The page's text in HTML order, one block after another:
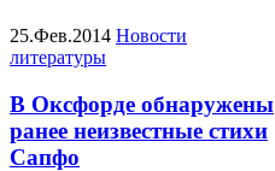
25.Фев.2014 Новости
литературы
В Оксфорде обнаружены
ранее неизвестные стихи
Сапфо